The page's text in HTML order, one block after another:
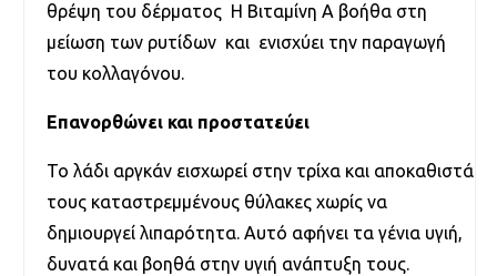
θρέψη του δέρματος Η Βιταμίνη Α βοήθα στη
μείωση των ρυτίδων και ενισχύει την παραγωγή
του κολλαγόνου.
Eπανορθώνει και προστατεύει
Το λάδι αργκάν εισχωρεί στην τρίχα και αποκαθιστά
τους καταστρεμμένους θύλακες χωρίς να
δημιουργεί λιπαρότητα. Αυτό αφήνει τα γένια υγιή,
δυνατά και βοηθά στην υγιή ανάπτυξη τους.